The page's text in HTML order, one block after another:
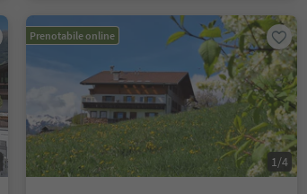
Prenotabile online
1/4